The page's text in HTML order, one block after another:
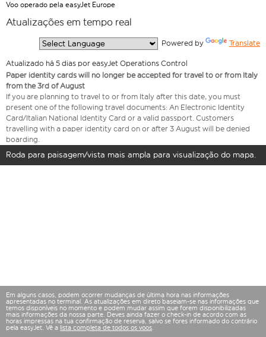
Voo operado pela easyJet Europe
Atualizações em tempo real
Powered by Translate
Atualizado há 5 dias por easyJet Operations Control
Paper identity cards will no longer be accepted for travel to or from Italy
from the 3rd of August
If you are planning to travel to or from Italy after this date, you must
present one of the following travel documents: An Electronic Identity
Card/Italian National Identity Card or a valid passport. Customers
travelling with a paper identity card on or after 3 August will be denied
boarding.
Roda para paisagem/vista mais ampla para visualização do mapa.
Em alguns casos, podem ocorrer mudanças de última hora nas informações
apresentadas no terminal. As atualizações em direto baseiam-se nas informações que
temos disponíveis no momento e podem mudar assim que forem disponibilizadas
mais informações da nossa parte. Deves ainda fazer o check-in de acordo com as
horas impressas na tua confirmação de reserva, salvo se fores informado do contrário
pela easyJet. Vê a lista completa de todos os voos.